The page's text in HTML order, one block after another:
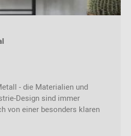
- die Materialien und
Design sind immer
von einer besonders klaren